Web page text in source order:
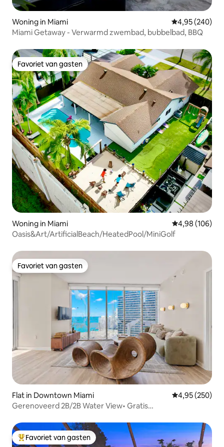
Woning in Miami Gemiddelde
4,95 (240)
Miami Getaway - Verwarmd zwembad, bubbelbad, BBQ
Favoriet van gasten
Favoriet van gasten
Woning in Miami Gemiddelde
4,98 (106)
Oasis&Art/ArtificialBeach/HeatedPool/MiniGolf
Favoriet van gasten
Favoriet van gasten
Flat in Downtown Miami Gemiddelde
4,95 (250)
Gerenoveerd 2B/2B Water View• Gratis
Topfavoriet van gasten
Favoriet van gasten